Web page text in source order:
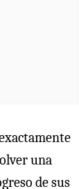
una
de sus